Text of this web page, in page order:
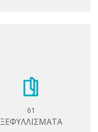
61
ΞΕΦΥΛΛΙΣΜΑΤΑ